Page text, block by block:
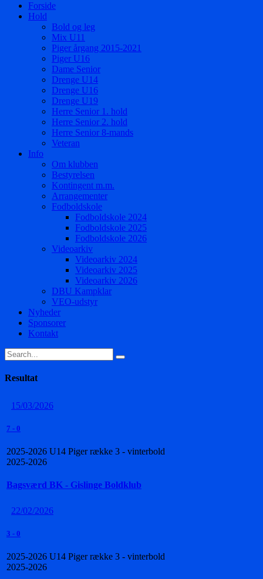
Forside
Hold
Bold og leg
Mix U11
Piger årgang 2015-2021
Piger U16
Dame Senior
Drenge U14
Drenge U16
Drenge U19
Herre Senior 1. hold
Herre Senior 2. hold
Herre Senior 8-mands
Veteran
Info
Om klubben
Bestyrelsen
Kontingent m.m.
Arrangementer
Fodboldskole
Fodboldskole 2024
Fodboldskole 2025
Fodboldskole 2026
Videoarkiv
Videoarkiv 2024
Videoarkiv 2025
Videoarkiv 2026
DBU Kampklar
VEO-udstyr
Nyheder
Sponsorer
Kontakt
Resultat
15/03/2026
7 - 0
2025-2026 U14 Piger række 3 - vinterbold
2025-2026
Bagsværd BK - Gislinge Boldklub
22/02/2026
3 - 0
2025-2026 U14 Piger række 3 - vinterbold
2025-2026